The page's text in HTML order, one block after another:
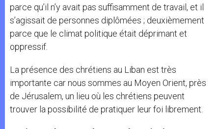
parce qu’il n’y avait pas suffisamment de travail, et il
s’agissait de personnes diplômées ; deuxièmement
parce que le climat politique était déprimant et
oppressif.
La présence des chrétiens au Liban est très
importante car nous sommes au Moyen Orient, près
de Jérusalem, un lieu où les chrétiens peuvent
trouver la possibilité de pratiquer leur foi librement.